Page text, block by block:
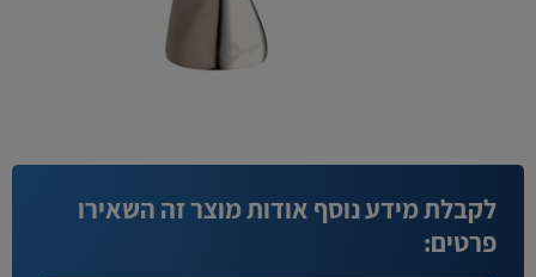
לקבלת מידע נוסף אודות מוצר זה השאירו
פרטים: